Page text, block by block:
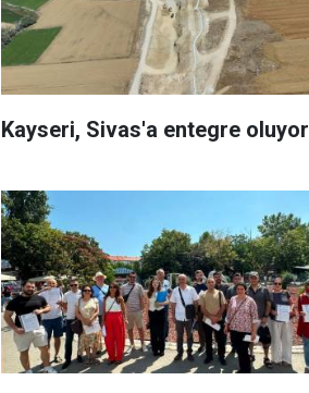
Kayseri, Sivas'a entegre oluyor